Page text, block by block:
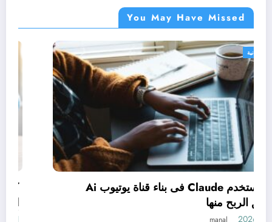
You May Have Missed
دورات مجانية
وتحقيق الربح منها
1 يونيو، 2026